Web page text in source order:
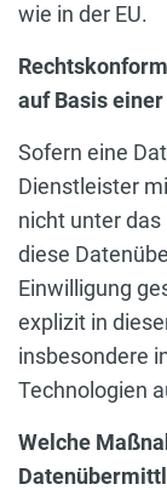
wie in der EU.
auf Basis
Sofern eine
Dienstleister
nicht unter
diese
Einwilligung
explizit in
insbesondere
Technologien
Welche